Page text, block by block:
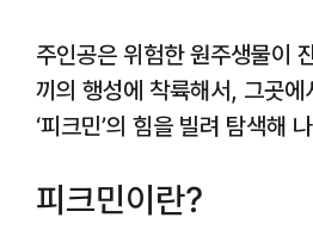
주인공은 위험한 원주생물이
끼의 행성에 착륙해서, 그곳에
‘피크민’의 힘을 빌려 탐색해
피크민이란?